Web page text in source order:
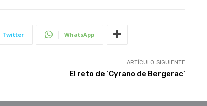
Twitter WhatsApp
ARTÍCULO SIGUIENTE
El reto de ‘Cyrano de Bergerac’